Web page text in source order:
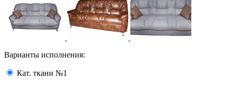
Варианты исполнения:
Кат. ткани №1